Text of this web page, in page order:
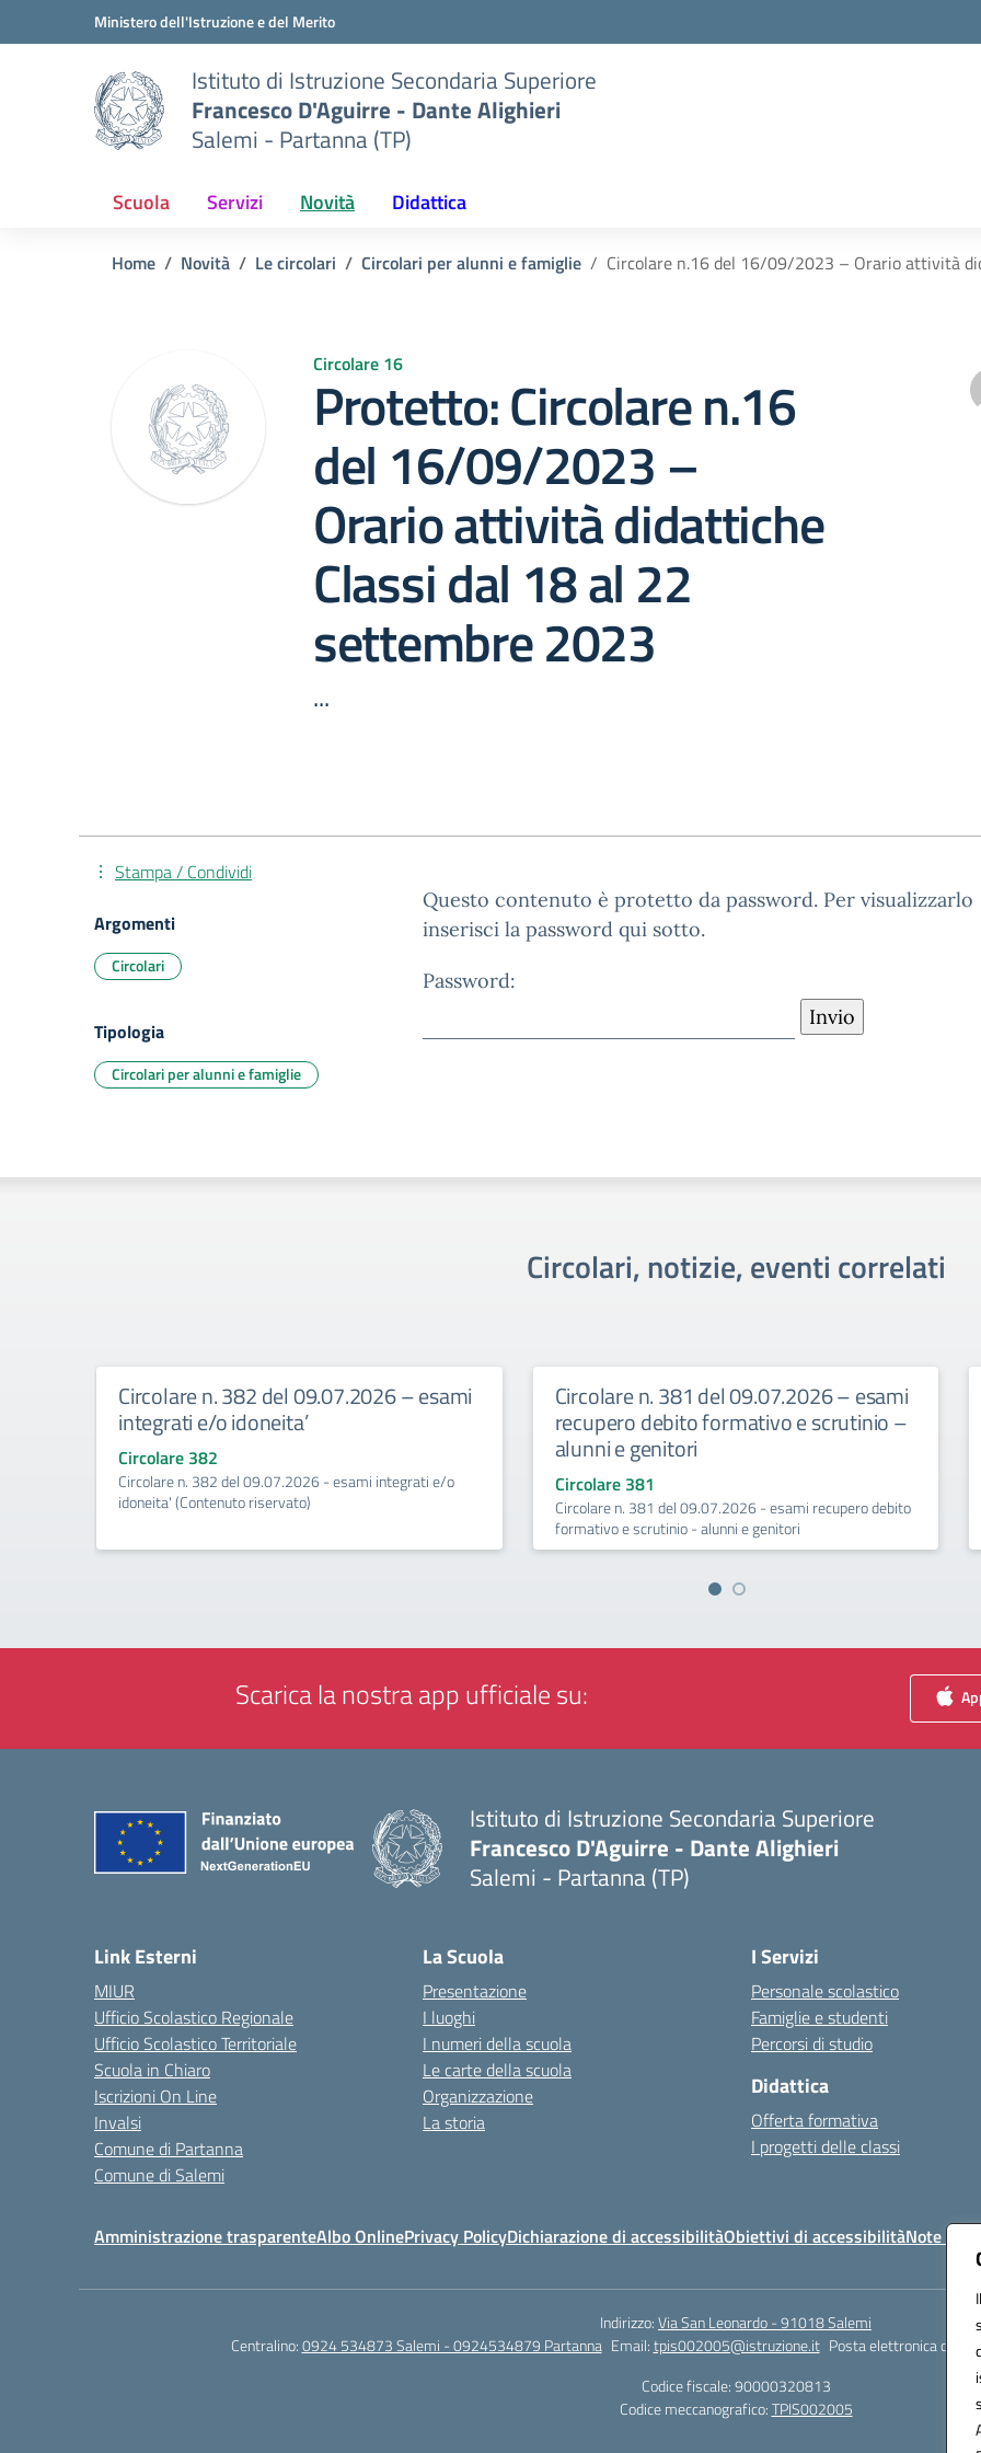
Vai ai contenuti
Vai al menu di navigazioneMinistero dell'Istruzione e del Merito
Istituto di Istruzione Secondaria Superiore
Francesco D'Aguirre - Dante Alighieri
Salemi - Partanna (TP)
Scuola Servizi Novità Didattica
Home Novità Le circolari Circolari per alunni e famiglie Circolare n.16 del 16/09/2023 – Orario attività
Circolare 16
Protetto: Circolare n.16
del 16/09/2023 –
Orario attività didattiche
Classi dal 18 al 22
settembre 2023
...
Questo contenuto è protetto da password. Per visualizzarlo
inserisci la password qui sotto.
Password:
Stampa / Condividi
Argomenti
Circolari
Tipologia
Circolari per alunni e famiglie
Circolari, notizie, eventi correlati
Circolare n. 382 del 09.07.2026 – esami
integrati e/o idoneita’
Circolare 382
Circolare n. 382 del 09.07.2026 - esami integrati e/o
idoneita' (Contenuto riservato)
Circolare n. 381 del 09.07.2026 – esami
recupero debito formativo e scrutinio –
alunni e genitori
Circolare 381
Circolare n. 381 del 09.07.2026 - esami recupero debito
formativo e scrutinio - alunni e genitori
Scarica la nostra app ufficiale su:
Istituto di Istruzione Secondaria Superiore
Francesco D'Aguirre - Dante Alighieri
Salemi - Partanna (TP)
Link Esterni
MIUR
Ufficio Scolastico Regionale
Ufficio Scolastico Territoriale
Scuola in Chiaro
Iscrizioni On Line
Invalsi
Comune di Partanna
Comune di Salemi
La Scuola
Presentazione
I luoghi
I numeri della scuola
Le carte della scuola
Organizzazione
La storia
I Servizi
Personale scolastico
Famiglie e studenti
Percorsi di studio
Didattica
Offerta formativa
I progetti delle classi
Amministrazione trasparenteAlbo OnlinePrivacy PolicyDichiarazione di accessibilitàObiettivi di accessibilitàNote legali
Indirizzo:Via San Leonardo - 91018 Salemi
Centralino:0924 534873 Salemi - 0924534879 Partanna Email:tpis002005@istruzione.it Posta elettronica
Codice fiscale: 90000320813
Codice meccanografico:TPIS002005